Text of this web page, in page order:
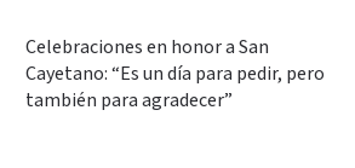
Celebraciones en honor a San
Cayetano: “Es un día para pedir, pero
también para agradecer”